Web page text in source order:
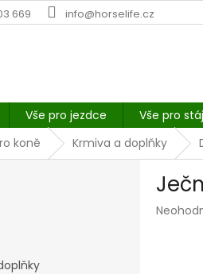
669 info@horselife.cz
Vše pro jezdce Vše pro
koně Krmiva a doplňky